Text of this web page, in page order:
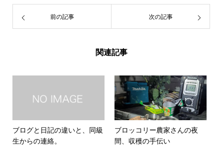
前の記事 次の記事
関連記事
ブログと日記の違いと、同級
生からの連絡。
ブロッコリー農家さんの夜
間、収穫の手伝い